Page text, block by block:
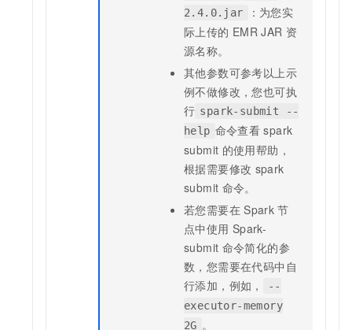
2.4.0.jar
：为您实
际上传的 EMR JAR 资
源名称。
其他参数可参考以上示
例不做修改，您也可执
行 spark-submit --
help 命令查看 spark
submit 的使用帮助，
根据需要修改 spark
submit 命令。
若您需要在 Spark 节
点中使用 Spark-
submit 命令简化的参
数，您需要在代码中自
行添加，例如，
--
executor-memory
2G 。